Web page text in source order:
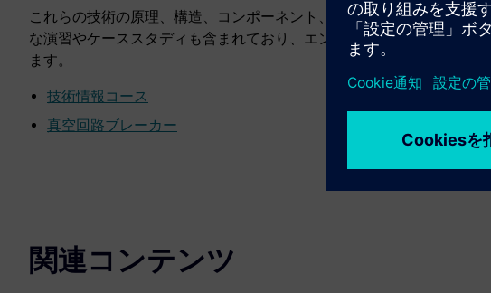
これらの技術の原理、構造、コンポーネント、およびメンテナンス要
な演習やケーススタディも含まれており、エンジニア、技術者、およ
ます。
技術情報コース
真空回路ブレーカー
関連コンテンツ